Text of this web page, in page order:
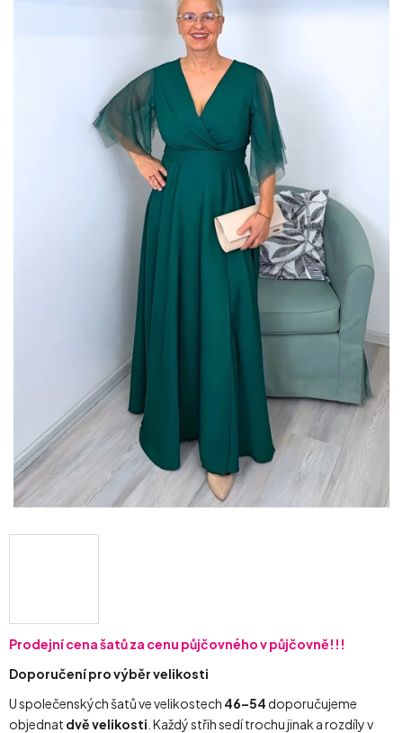
Prodejní cena šatů za cenu půjčovného v půjčovně!!!
Doporučení pro výběr velikosti
U společenských šatů ve velikostech 46–54doporučujeme
objednat dvě velikosti . Každý střih sedí trochu jinak a rozdíly v